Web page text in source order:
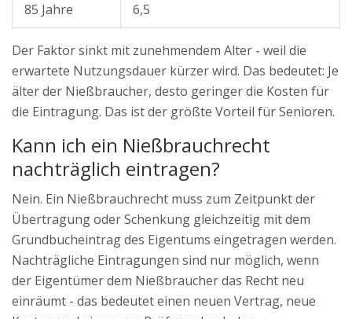
85 Jahre 6,5
Der Faktor sinkt mit zunehmendem Alter - weil die
erwartete Nutzungsdauer kürzer wird. Das bedeutet: Je
älter der Nießbraucher, desto geringer die Kosten für
die Eintragung. Das ist der größte Vorteil für Senioren.
Kann ich ein Nießbrauchrecht
nachträglich eintragen?
Nein. Ein Nießbrauchrecht muss zum Zeitpunkt der
Übertragung oder Schenkung gleichzeitig mit dem
Grundbucheintrag des Eigentums eingetragen werden.
Nachträgliche Eintragungen sind nur möglich, wenn
der Eigentümer dem Nießbraucher das Recht neu
einräumt - das bedeutet einen neuen Vertrag, neue